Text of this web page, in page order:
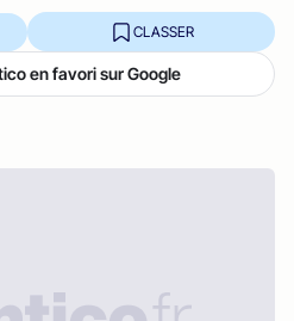
CLASSER
en favori sur Google